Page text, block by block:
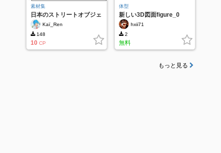
素材集
日本のストリートオブジェ
クト V01 |ベクトル
Kaï_Ren
148
10 CP
体型
新しい3D図面figure_0
hxii71
2
無料
もっと見る